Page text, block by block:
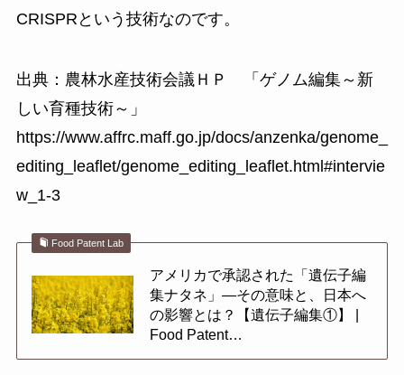
CRISPRという技術なのです。
出典：農林水産技術会議ＨＰ 「ゲノム編集～新
しい育種技術～」
https://www.affrc.maff.go.jp/docs/anzenka/genome_
editing_leaflet/genome_editing_leaflet.html#intervie
w_1-3
Food Patent Lab
アメリカで承認された「遺伝子編
集ナタネ」—その意味と、日本へ
の影響とは？【遺伝子編集①】 |
Food Patent…